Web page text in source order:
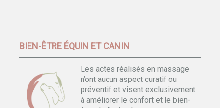
BIEN-ÊTRE ÉQUIN ET CANIN
Les actes réalisés en massage
n’ont aucun aspect curatif ou
préventif et visent exclusivement
à améliorer le confort et le bien-